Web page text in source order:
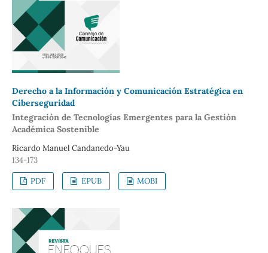
Derecho a la Información y Comunicación Estratégica en
Ciberseguridad
Integración de Tecnologías Emergentes para la Gestión
Académica Sostenible
Ricardo Manuel Candanedo-Yau
134-173
PDF EPUB MOBI